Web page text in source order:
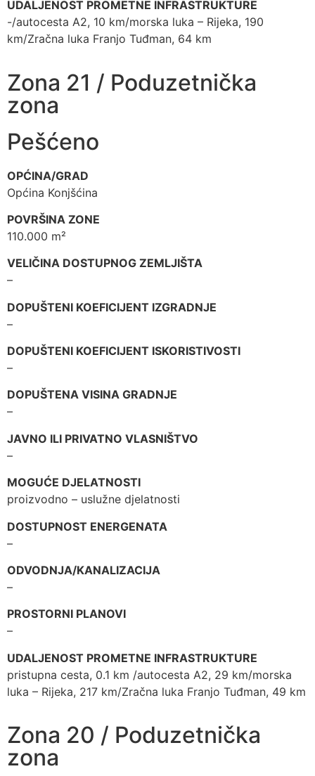
UDALJENOST PROMETNE INFRASTRUKTURE
-/autocesta A2, 10 km/morska luka – Rijeka, 190
km/Zračna luka Franjo Tuđman, 64 km
Zona 21 / Poduzetnička
zona
Pešćeno
OPĆINA/GRAD
Općina Konjšćina
POVRŠINA ZONE
110.000 m²
VELIČINA DOSTUPNOG ZEMLJIŠTA
–
DOPUŠTENI KOEFICIJENT IZGRADNJE
–
DOPUŠTENI KOEFICIJENT ISKORISTIVOSTI
–
DOPUŠTENA VISINA GRADNJE
–
JAVNO ILI PRIVATNO VLASNIŠTVO
–
MOGUĆE DJELATNOSTI
proizvodno – uslužne djelatnosti
DOSTUPNOST ENERGENATA
–
ODVODNJA/KANALIZACIJA
–
PROSTORNI PLANOVI
–
UDALJENOST PROMETNE INFRASTRUKTURE
pristupna cesta, 0.1 km /autocesta A2, 29 km/morska
luka – Rijeka, 217 km/Zračna luka Franjo Tuđman, 49 km
Zona 20 / Poduzetnička
zona